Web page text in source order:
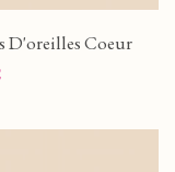
D'oreilles Coeur